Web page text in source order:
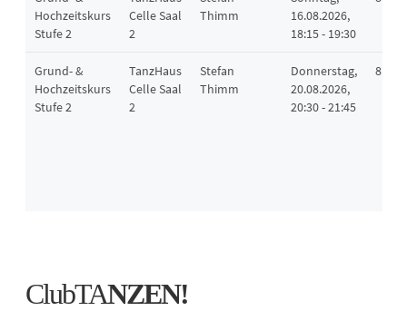
ClubTANZEN!